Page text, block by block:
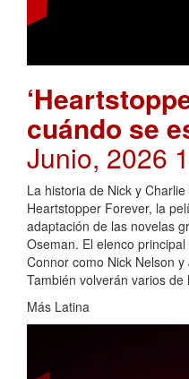
cuándo se
Junio, 2026
La historia de Nick y
Heartstopper Forever, la
adaptación de las novelas
Oseman. El elenco
Connor como Nick Nelson
También volverán varios
Más Latina